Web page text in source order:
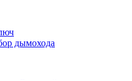
дымохода